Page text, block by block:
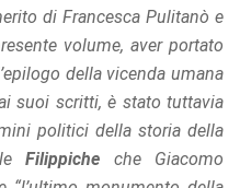
di Francesca Pulitanò e
volume, aver portato
della vicenda umana
suoi scritti, è stato tuttavia
politici della storia della
Filippiche che Giacomo